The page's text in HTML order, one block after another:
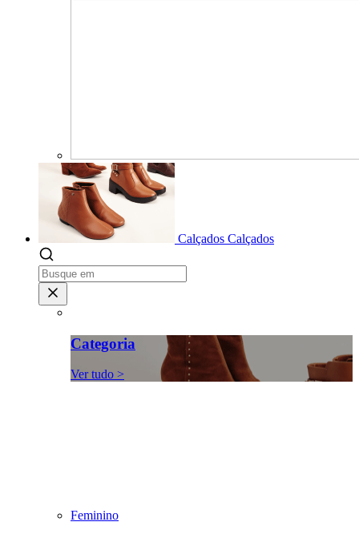
Calçados Calçados
Categoria
Ver tudo >
Feminino